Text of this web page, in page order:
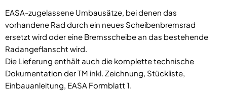
EASA-zugelassene Umbausätze, bei denen das
vorhandene Rad durch ein neues Scheibenbremsrad
ersetzt wird oder eine Bremsscheibe an das bestehende
Radangeflanscht wird.
Die Lieferung enthält auch die komplette technische
Dokumentation der TM inkl. Zeichnung, Stückliste,
Einbauanleitung, EASA Formblatt 1.